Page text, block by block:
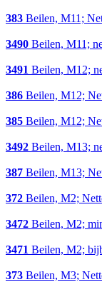
383 Beilen, M11;
3490 Beilen, M11;
3491 Beilen, M12;
386 Beilen, M12;
385 Beilen, M12;
3492 Beilen, M13;
387 Beilen, M13;
372 Beilen, M2;
3472 Beilen, M2;
3471 Beilen, M2;
373 Beilen, M3;